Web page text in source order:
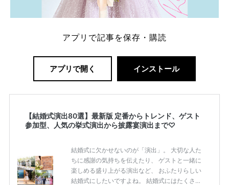
アプリで記事を保存・購読
アプリで開く インストール
【結婚式演出80選】最新版 定番からトレンド、ゲスト
参加型、人気の挙式演出から披露宴演出まで♡
結婚式に欠かせないのが「演出」。 大切な人た
ちに感謝の気持ちを伝えたり、 ゲストと一緒に
楽しめる盛り上がる演出など、 おふたりらしい
結婚式にしたいですよね。 結婚式にはたくさん